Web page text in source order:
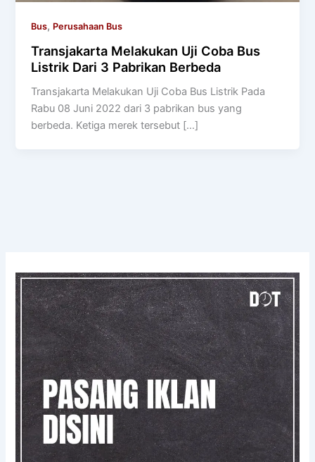
Bus, Perusahaan Bus
Transjakarta Melakukan Uji Coba Bus
Listrik Dari 3 Pabrikan Berbeda
Transjakarta Melakukan Uji Coba Bus Listrik Pada
Rabu 08 Juni 2022 dari 3 pabrikan bus yang
berbeda. Ketiga merek tersebut […]